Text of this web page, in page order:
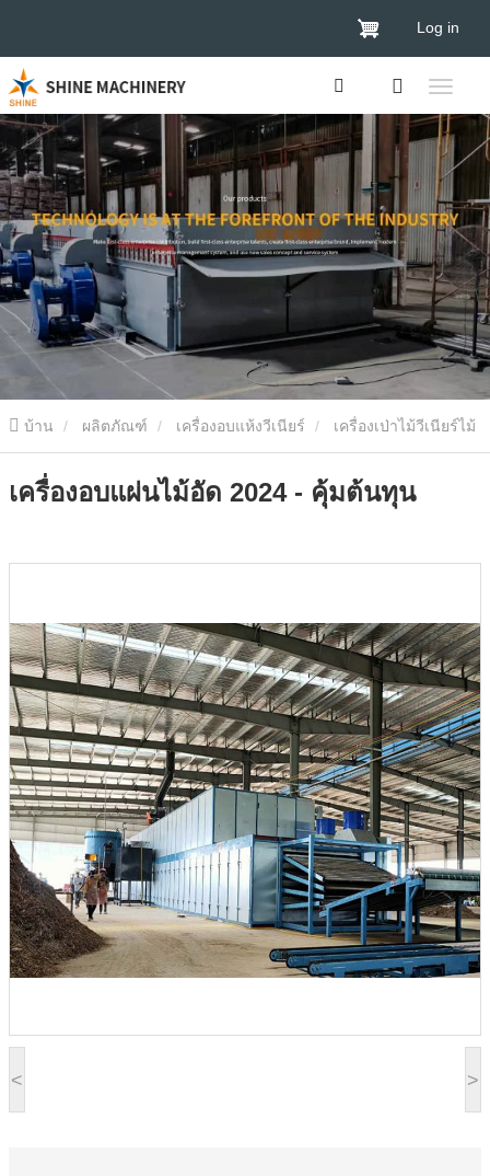
Log in
บ้าน ผลิตภัณฑ์ เครื่องอบแห้งวีเนียร์ เครื่องเป่าไม้วีเนียร์ไม้
เครื่องอบแผ่นไม้อัด 2024 - คุ้มต้นทุน
< >
เครื่องอบแผ่นไม้อัด 2024 - คุ้มต้นทุน